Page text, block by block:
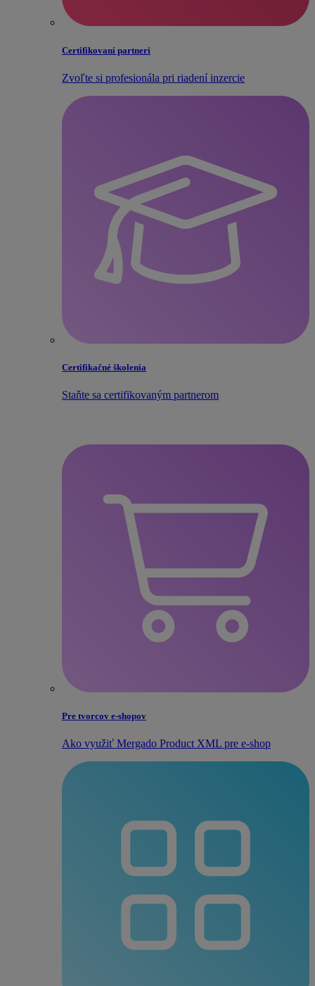
Certifikovaní partneri
Zvoľte si profesionála pri riadení inzercie
Certifikačné školenia
Staňte sa certifikovaným partnerom
Pre tvorcov e‑shopov
Ako využiť Mergado Product XML pre e‑shop